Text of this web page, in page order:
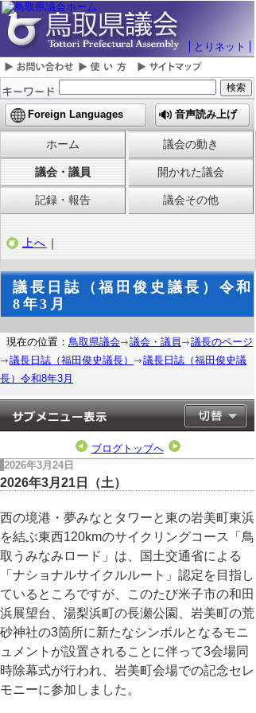
とりネット
Foreign Languages 音声読み上げ
ホーム 議会の動き
議会・議員 開かれた議会
記録・報告 議会その他
上へ ｜
議長日誌（福田俊史議長）令和
8年3月
現在の位置： 鳥取県議会 議会・議員
議長のページ
議長日誌（福田俊史議長）
議長日誌（福田俊史議
長）令和8年3月
ブログトップへ
2026年3月24日
2026年3月21日（土）
西の境港・夢みなとタワーと東の岩美町東浜
を結ぶ東西120kmのサイクリングコース「鳥
取うみなみロード」は、国土交通省による
「ナショナルサイクルルート」認定を目指し
ているところですが、このたび米子市の和田
浜展望台、湯梨浜町の長瀬公園、岩美町の荒
砂神社の3箇所に新たなシンボルとなるモニ
ュメントが設置されることに伴って3会場同
時除幕式が行われ、岩美町会場での記念セレ
モニーに参加しました。